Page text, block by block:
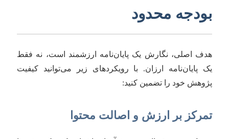
بودجه محدود
هدف اصلی، نگارش یک پایان‌نامه ارزشمند است، نه فقط
یک پایان‌نامه ارزان. با رویکردهای زیر می‌توانید کیفیت
پژوهش خود را تضمین کنید:
تمرکز بر ارزش و اصالت محتوا